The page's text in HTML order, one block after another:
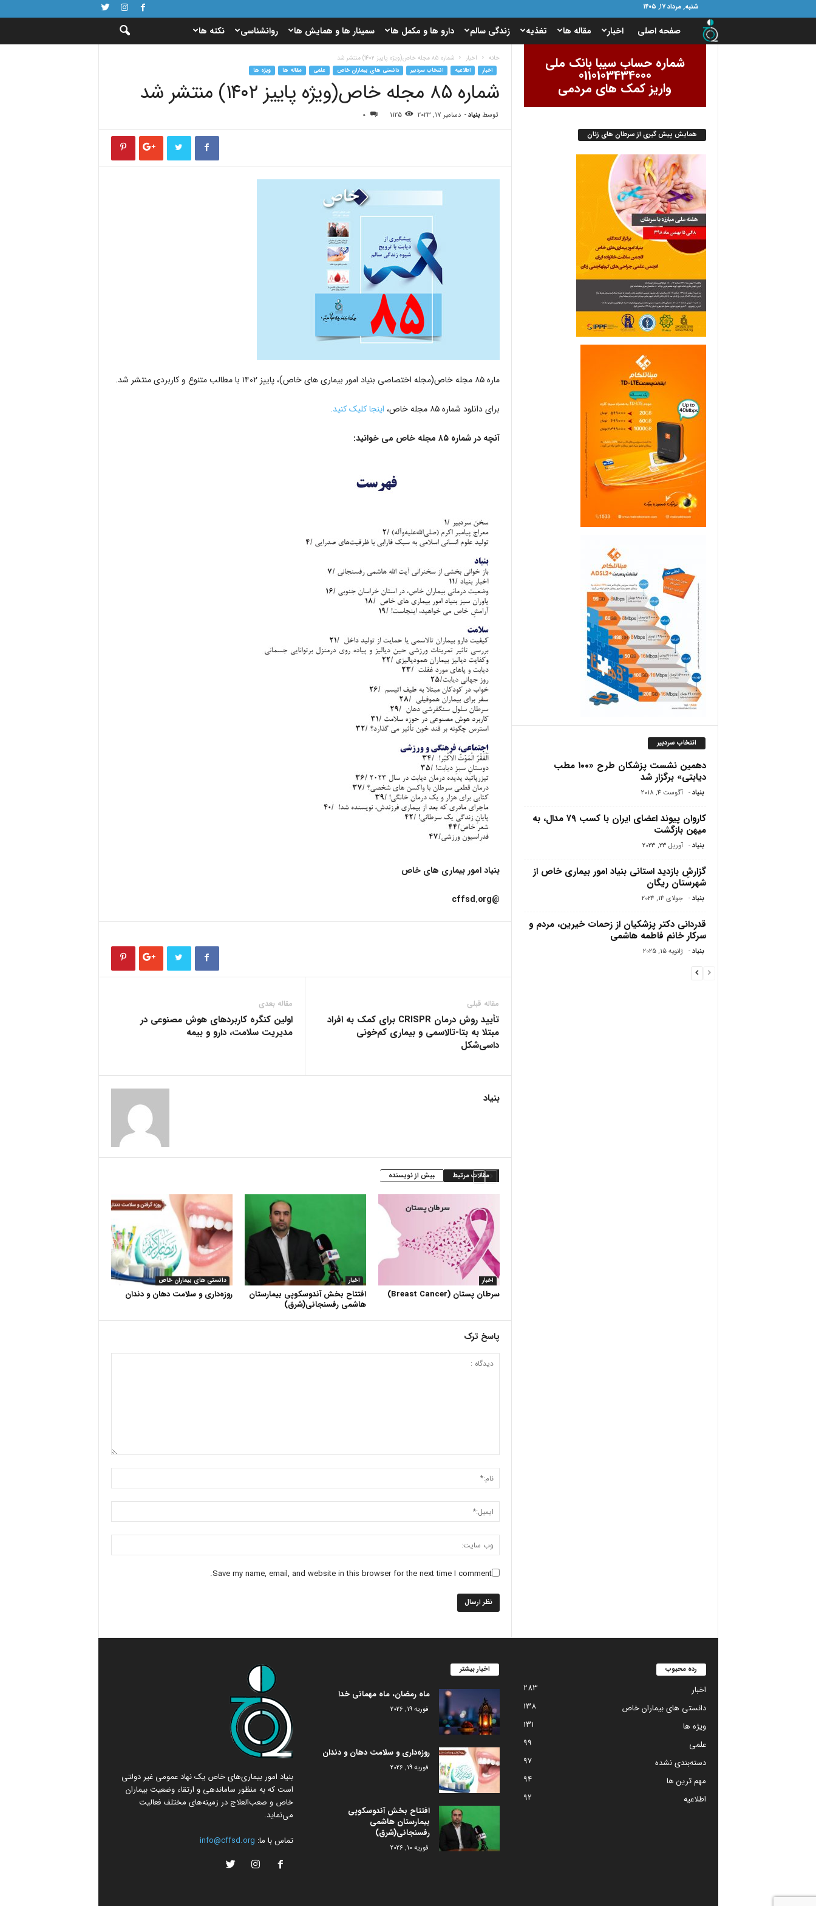
شنبه, مرداد ۱۷, ۱۴۰۵
ا
د
م
و
ر
ی
م
ی
ا
خ
ص
صفحه اصلی اخبار مقاله ها تغذیه زندگی سالم دارو ها و مکمل ها سمینار ها و همایش ها روانشناسی نکته ها
خانه اخبار شماره ۸۵ مجله خاص(ویژه پاییز ۱۴۰۲) منتشر شد
اخبار اطلاعیه انتخاب سردبیر دانستی های بیماران خاص علمی مقاله ها ویژه ها
شماره ۸۵ مجله خاص(ویژه پاییز ۱۴۰۲) منتشر شد
توسط بنیاد- دسامبر 17, 2023 1125
0
ماره ۸۵ مجله خاص(مجله اختصاصی بنیاد امور بیماری های خاص)، پاییز ۱۴۰۲ با مطالب متنوع و کاربردی منتشر شد.
برای دانلود شماره ۸۵ مجله خاص، اینجا کلیک کنید.
آنچه در شماره ۸۵ مجله خاص می خوانید:
بنیاد امور بیماری های خاص
@cffsd.org
مقاله قبلی
تأیید روش درمان CRISPR برای کمک به افراد
مبتلا به بتا-تالاسمی و بیماری کم‌خونی
داسی‌شکل
مقاله بعدی
اولین کنگره کاربردهای هوش مصنوعی در
مدیریت سلامت، دارو و بیمه
بنیاد
مقالات مرتبط بیش از نویسنده
دانستی های بیماران خاص
روزه‌داری و سلامت دهان و دندان
اخبار
افتتاح بخش آندوسکوپی بیمارستان
هاشمی رفسنجانی(شرق)
اخبار
سرطان پستان (Breast Cancer)
پاسخ ترک
Save my name, email, and website in this browser for the next time I comment.
شماره حساب سیبا بانک ملی
0110103434000
واریز کمک های مردمی
همایش پیش گیری از سرطان های زنان
انتخاب سردبیر
دهمین نشست پزشکان طرح «۱۰۰ مطب
دیابتی» برگزار شد
بنیاد - آگوست 4, 2018
کاروان پیوند اعضای ایران با کسب ۷۹ مدال، به
میهن بازگشت
بنیاد - آوریل 23, 2023
گزارشِ بازدید استانی بنیاد امور بیماری خاص از
شهرستان ریگان
بنیاد - جولای 14, 2024
قدردانی دکتر پزشکیان از زحمات خیرین، مردم و
سرکار خانم فاطمه هاشمی
بنیاد - ژانویه 15, 2025
بنیاد امور بیماری‌های خاص یک نهاد عمومی غیر دولتی
است که به منظور ساماندهی و ارتقاء وضعیت بیماران
خاص و صعب‌العلاج در زمینه‌های مختلف فعالیت
می‌نماید.
تماس با ما: info@cffsd.org
اخبار بیشتر
ماه رمضان، ماه مهمانی خدا
فوریه 19, 2026
روزه‌داری و سلامت دهان و دندان
فوریه 19, 2026
افتتاح بخش آندوسکوپی
بیمارستان هاشمی
رفسنجانی(شرق)
فوریه 10, 2026
رده محبوب
اخبار
283
دانستی های بیماران خاص
138
ویژه ها
131
علمی
99
دسته‌بندی نشده
97
مهم ترین ها
94
اطلاعیه
92